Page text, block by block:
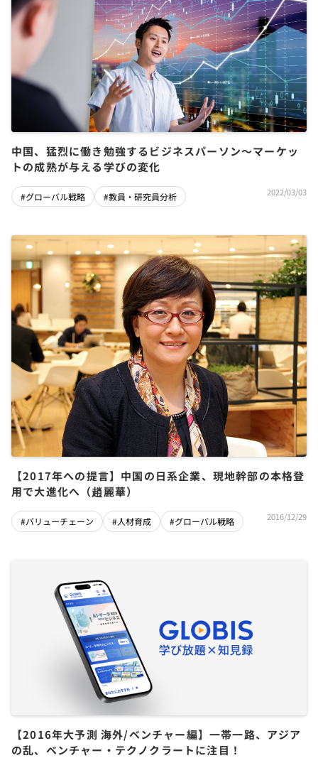
中国、猛烈に働き勉強するビジネスパーソン～マーケッ
トの成熟が与える学びの変化
#グローバル戦略 #教員・研究員分析 2022/03/03
【2017年への提言】中国の日系企業、現地幹部の本格登
用で大進化へ（趙麗華）
#バリューチェーン #人材育成 #グローバル戦略 2016/12/29
【2016年大予測 海外/ベンチャー編】一帯一路、アジア
の乱、ベンチャー・テクノクラートに注目！